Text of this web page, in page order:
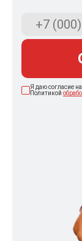
Я даю согласие
Политикой